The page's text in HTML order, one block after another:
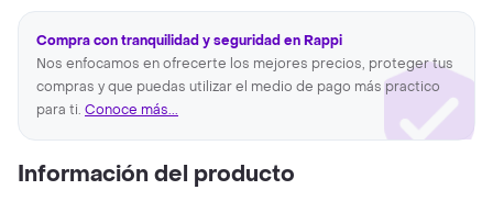
Compra con tranquilidad y seguridad en Rappi
Nos enfocamos en ofrecerte los mejores precios, proteger tus
compras y que puedas utilizar el medio de pago más practico
para ti. Conoce más...
Información del producto